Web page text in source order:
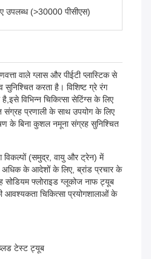
उपलब्ध (>30000 पीसीएस)
वाले ग्लास और पीईटी प्लास्टिक से
करता है। विशिष्ट ग्रे रंग
विभिन्न चिकित्सा सेटिंग्स के लिए
संग्रह प्रणाली के साथ उपयोग के लिए
के बिना कुशल नमूना संग्रह सुनिश्चित
विकल्पों (समुद्र, वायु और ट्रेन) में
के आदेशों के लिए, ब्रांड प्रचार के
सोडियम फ्लोराइड ग्लूकोज नाफ ट्यूब
आवश्यकता चिकित्सा प्रयोगशालाओं के
ब्लड टेस्ट ट्यूब